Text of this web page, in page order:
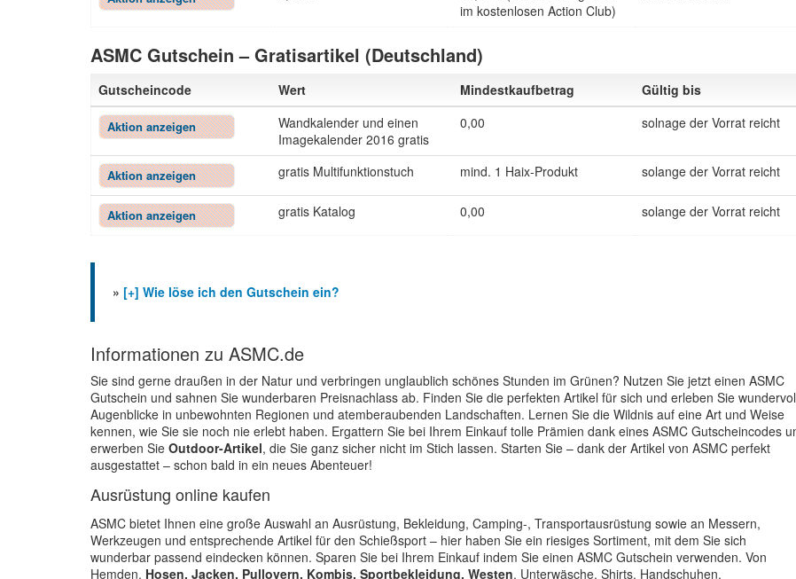
im kostenlosen Action Club)
ASMC Gutschein – Gratisartikel (Deutschland)
Gutscheincode Wert Mindestkaufbetrag Gültig bis
Aktion anzeigen
Wandkalender und einen
Imagekalender 2016 gratis
0,00 solnage der Vorrat reicht
Aktion anzeigen gratis Multifunktionstuch mind. 1 Haix-Produkt solange der Vorrat reicht
Aktion anzeigen gratis Katalog 0,00 solange der Vorrat reicht
» [+] Wie löse ich den Gutschein ein?
Informationen zu ASMC.de
Sie sind gerne draußen in der Natur und verbringen unglaublich schönes Stunden im Grünen? Nutzen Sie jetzt einen ASMC
Gutschein und sahnen Sie wunderbaren Preisnachlass ab. Finden Sie die perfekten Artikel für sich und erleben Sie
Augenblicke in unbewohnten Regionen und atemberaubenden Landschaften. Lernen Sie die Wildnis auf eine Art und Weise
kennen, wie Sie sie noch nie erlebt haben. Ergattern Sie bei Ihrem Einkauf tolle Prämien dank eines ASMC Gutscheincodes
erwerben Sie Outdoor-Artikel, die Sie ganz sicher nicht im Stich lassen. Starten Sie – dank der Artikel von ASMC perfekt
ausgestattet – schon bald in ein neues Abenteuer!
Ausrüstung online kaufen
ASMC bietet Ihnen eine große Auswahl an Ausrüstung, Bekleidung, Camping-, Transportausrüstung sowie an Messern,
Werkzeugen und entsprechende Artikel für den Schießsport – hier haben Sie ein riesiges Sortiment, mit dem Sie sich
wunderbar passend eindecken können. Sparen Sie bei Ihrem Einkauf indem Sie einen ASMC Gutschein verwenden. Von
Hemden, Hosen, Jacken, Pullovern, Kombis, Sportbekleidung, Westen, Unterwäsche, Shirts, Handschuhen,